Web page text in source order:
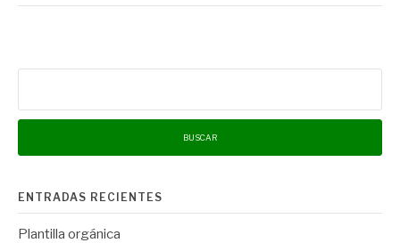
ENTRADAS RECIENTES
Plantilla orgánica